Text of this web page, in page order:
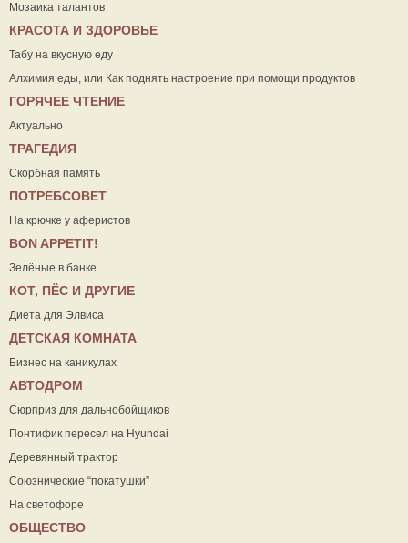
Мозаика талантов
КРАСОТА И ЗДОРОВЬЕ
Табу на вкусную еду
Алхимия еды, или Как поднять настроение при помощи продуктов
ГОРЯЧЕЕ ЧТЕНИЕ
Актуально
ТРАГЕДИЯ
Скорбная память
ПОТРЕБСОВЕТ
На крючке у аферистов
ВON APPETIT!
Зелёные в банке
КОТ, ПЁС И ДРУГИЕ
Диета для Элвиса
ДЕТСКАЯ КОМНАТА
Бизнес на каникулах
АВТОДРОМ
Сюрприз для дальнобойщиков
Понтифик пересел на Hyundai
Деревянный трактор
Союзнические “покатушки”
На светофоре
ОБЩЕСТВО